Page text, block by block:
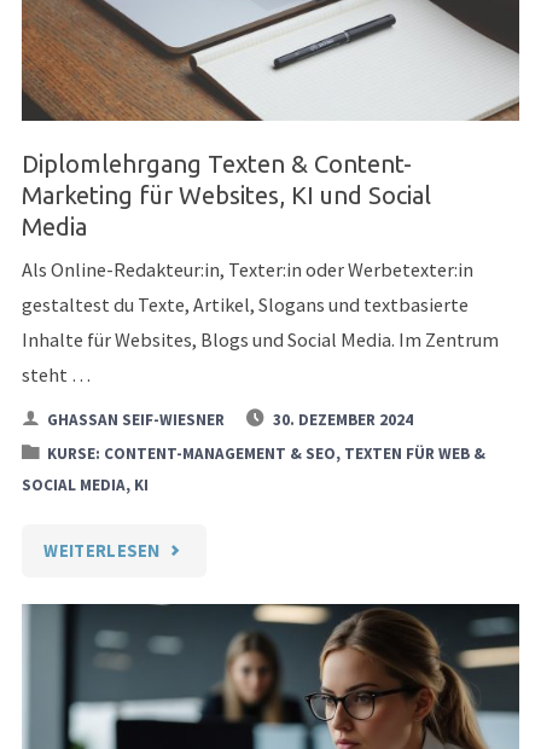
Diplomlehrgang Texten & Content-
Marketing für Websites, KI und Social
Media
Als Online-Redakteur:in, Texter:in oder Werbetexter:in
gestaltest du Texte, Artikel, Slogans und textbasierte
Inhalte für Websites, Blogs und Social Media. Im Zentrum
steht …
GHASSAN SEIF-WIESNER
30. DEZEMBER 2024
KURSE: CONTENT-MANAGEMENT & SEO, TEXTEN FÜR WEB &
SOCIAL MEDIA, KI
WEITERLESEN "DIPLOMLEHRGANG
CONTENT-